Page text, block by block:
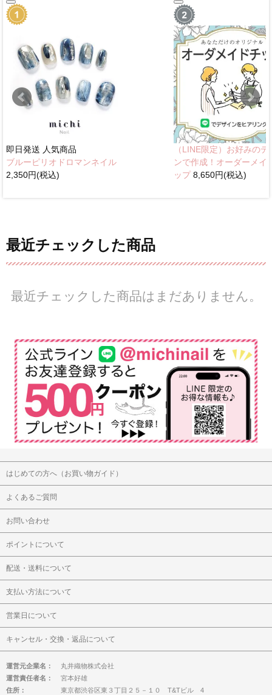
即日発送 人気商品
ブルーピリオドロマンネイル
2,350円(税込)
（LINE限定）お好みのデ
ンで作成！オーダーメイ
ップ8,650円(税込)
最近チェックした商品
最近チェックした商品はまだありません。
はじめての方へ（お買い物ガイド）
よくあるご質問
お問い合わせ
ポイントについて
配送・送料について
支払い方法について
営業日について
キャンセル・交換・返品について
運営元企業名：
丸井織物株式会社
運営責任者名：
宮本好雄
住所：
東京都渋谷区東３丁目２５－１０ T&Tビル 4